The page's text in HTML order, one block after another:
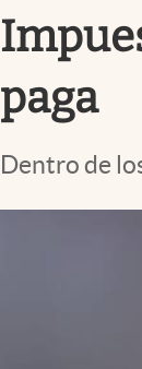
Streaming
Lifestyle
paga
Dentro de